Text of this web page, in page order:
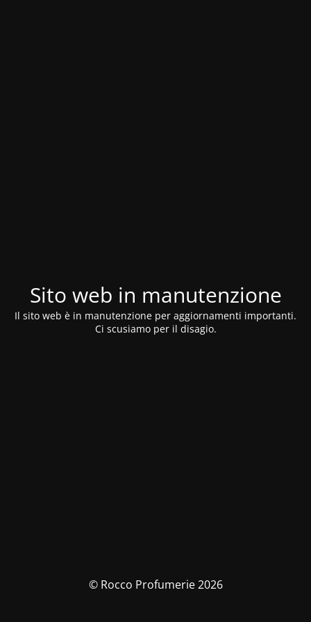
Sito web in manutenzione
Il sito web è in manutenzione per aggiornamenti importanti.
Ci scusiamo per il disagio.
© Rocco Profumerie 2026